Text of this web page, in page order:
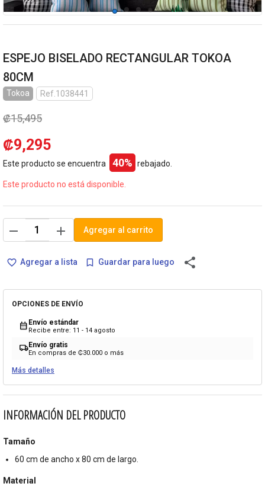
ESPEJO BISELADO RECTANGULAR TOKOA
80CM
Tokoa Ref.1038441
₡15,495
₡9,295
Este producto se encuentra 40% rebajado.
Este producto no está disponible.
remove add Agregar al carrito
favorite_border Agregar a lista bookmark_border Guardar para luego share
OPCIONES DE ENVÍO
calendar_month Envío estándar
Recibe entre: 11 - 14 agosto
local_shippingEnvío gratis
En compras de ₡30.000 o más
Más detalles
INFORMACIÓN DEL PRODUCTO
Tamaño
60 cm de ancho x 80 cm de largo.
Material